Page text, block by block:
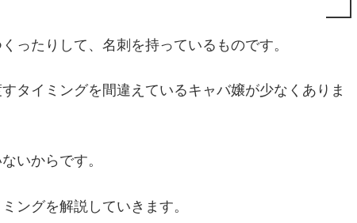
ったりして、名刺を持っているものです。
タイミングを間違えているキャバ嬢が少なくありま
いからです。
ングを解説していきます。